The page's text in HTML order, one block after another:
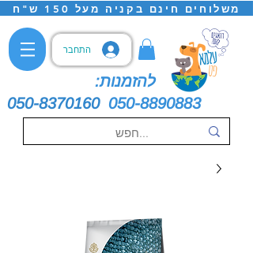
משלוחים חינם בקניה מעל 150 ש"ח
התחבר
להזמנות:
050-8370160 050-8890883